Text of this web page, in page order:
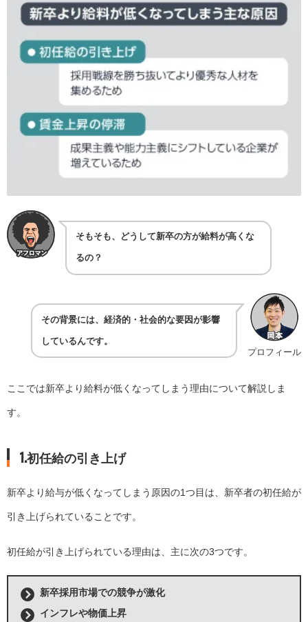
そもそも、どうして新卒の方が給料が高くな
るの？
プロフィール
その背景には、経済的・社会的な要因が影響
しているんです。
ここでは新卒より給料が低くなってしまう理由について解説しま
す。
1.初任給の引き上げ
新卒より給与が低くなってしまう原因の1つ目は、新卒者の初任給が
引き上げられていることです。
初任給が引き上げられている理由は、主に次の3つです。
新卒採用市場での競争が激化
インフレや物価上昇